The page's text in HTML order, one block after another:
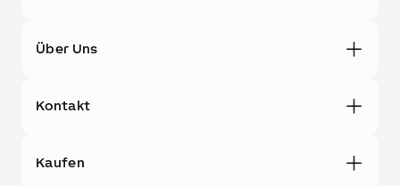
Über Uns
Kontakt
Kaufen